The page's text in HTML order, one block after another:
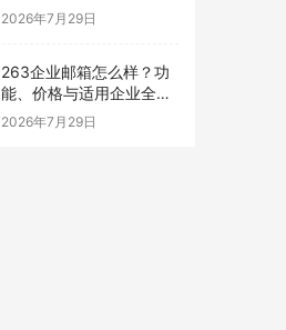
南
2026年7月29日
263企业邮箱怎么样？功
能、价格与适用企业全面
解析
2026年7月29日